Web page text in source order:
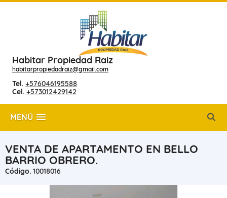
Habitar Propiedad Raiz
habitarpropiedadraiz@gmail.com
Tel. +576046195588
Cel. +573012429142
MENÚ
VENTA DE APARTAMENTO EN BELLO
BARRIO OBRERO.
Código. 10018016